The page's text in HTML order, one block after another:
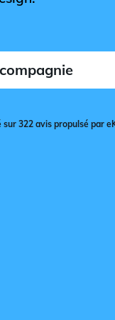
sur 322 avis propulsé par